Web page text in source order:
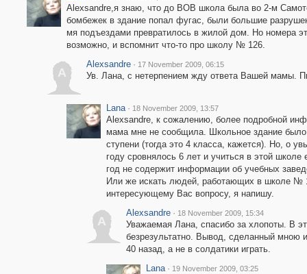
Аlexsandre,я знаю, что до ВОВ школа была во 2-м
бомбежек в здание попал фугас, были большие
мя подъездами превратилось в жилой дом. Но номера
возможно, и вспомнит что-то про школу № 126.
A
Alexsandre · 17 November 2009, 06:15
Ув. Лана, с нетерпением жду ответа Вашей мамы.
Lana · 18 November 2009, 13:57
Alexsandre, к сожалению, более подробной
мама мне не сообщила. Школьное здание
ступени (тогда это 4 класса, кажется). Но, о
году сровнялось 6 лет и учиться в этой
год не содержит информации об учебных
Или же искать людей, работающих в школе №
интересующему Вас вопросу, я напишу.
A
Alexsandre · 18 November 2009, 15:34
Уважаемая Лана, спасибо за хлопоты. В
безрезультатно. Вывод, сделанный мною
40 назад, а не в солдатики играть.
Lana · 19 November 2009, 03:25